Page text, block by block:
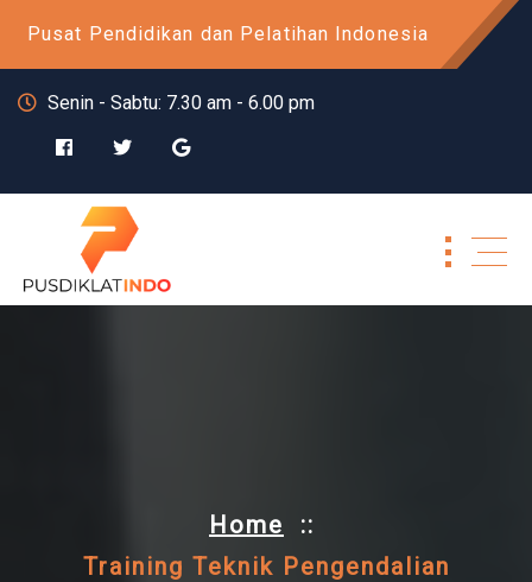
Pusat Pendidikan dan Pelatihan Indonesia
Senin - Sabtu: 7.30 am - 6.00 pm
Home ::
Training Teknik Pengendalian